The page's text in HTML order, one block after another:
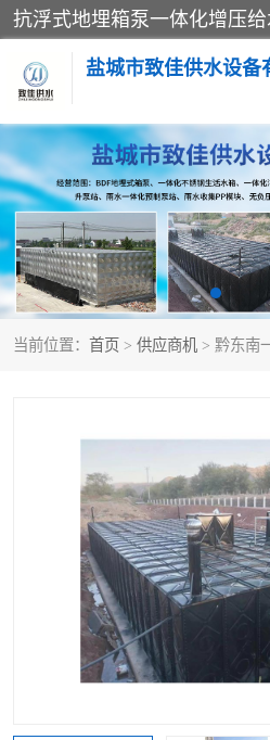
盐城市致佳供水设备
当前位置： 首页 > 供应商机 > 黔东南
消防一体化水箱
一体化污水泵站